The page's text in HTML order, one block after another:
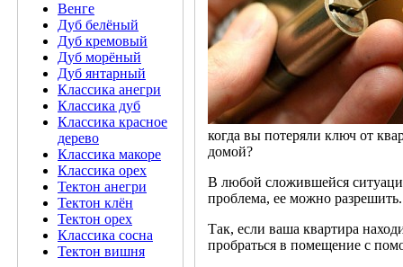
Венге
Дуб белёный
Дуб кремовый
Дуб морёный
Дуб янтарный
Классика анегри
Классика дуб
Классика красное
дерево
Классика макоре
Классика орех
Тектон анегри
Тектон клён
Тектон орех
Классика сосна
Тектон вишня
когда вы потеряли ключ от
домой?
В любой сложившейся
проблема, ее можно разрешить.
Так, если ваша квартира
пробраться в помещение с